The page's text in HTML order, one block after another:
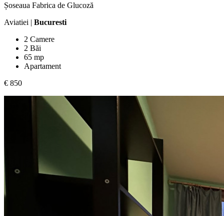
Șoseaua Fabrica de Glucoză
Aviatiei | Bucuresti
2 Camere
2 Băi
65 mp
Apartament
€ 850